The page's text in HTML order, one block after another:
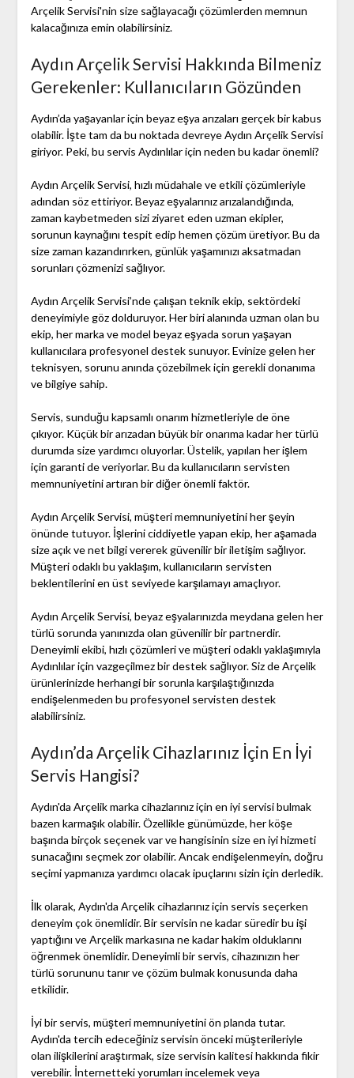
Arçelik Servisi'nin size sağlayacağı çözümlerden memnun
kalacağınıza emin olabilirsiniz.
Aydın Arçelik Servisi Hakkında Bilmeniz
Gerekenler: Kullanıcıların Gözünden
Aydın’da yaşayanlar için beyaz eşya arızaları gerçek bir kabus
olabilir. İşte tam da bu noktada devreye Aydın Arçelik Servisi
giriyor. Peki, bu servis Aydınlılar için neden bu kadar önemli?
Aydın Arçelik Servisi, hızlı müdahale ve etkili çözümleriyle
adından söz ettiriyor. Beyaz eşyalarınız arızalandığında,
zaman kaybetmeden sizi ziyaret eden uzman ekipler,
sorunun kaynağını tespit edip hemen çözüm üretiyor. Bu da
size zaman kazandırırken, günlük yaşamınızı aksatmadan
sorunları çözmenizi sağlıyor.
Aydın Arçelik Servisi’nde çalışan teknik ekip, sektördeki
deneyimiyle göz dolduruyor. Her biri alanında uzman olan bu
ekip, her marka ve model beyaz eşyada sorun yaşayan
kullanıcılara profesyonel destek sunuyor. Evinize gelen her
teknisyen, sorunu anında çözebilmek için gerekli donanıma
ve bilgiye sahip.
Servis, sunduğu kapsamlı onarım hizmetleriyle de öne
çıkıyor. Küçük bir arızadan büyük bir onarıma kadar her türlü
durumda size yardımcı oluyorlar. Üstelik, yapılan her işlem
için garanti de veriyorlar. Bu da kullanıcıların servisten
memnuniyetini artıran bir diğer önemli faktör.
Aydın Arçelik Servisi, müşteri memnuniyetini her şeyin
önünde tutuyor. İşlerini ciddiyetle yapan ekip, her aşamada
size açık ve net bilgi vererek güvenilir bir iletişim sağlıyor.
Müşteri odaklı bu yaklaşım, kullanıcıların servisten
beklentilerini en üst seviyede karşılamayı amaçlıyor.
Aydın Arçelik Servisi, beyaz eşyalarınızda meydana gelen her
türlü sorunda yanınızda olan güvenilir bir partnerdir.
Deneyimli ekibi, hızlı çözümleri ve müşteri odaklı yaklaşımıyla
Aydınlılar için vazgeçilmez bir destek sağlıyor. Siz de Arçelik
ürünlerinizde herhangi bir sorunla karşılaştığınızda
endişelenmeden bu profesyonel servisten destek
alabilirsiniz.
Aydın’da Arçelik Cihazlarınız İçin En İyi
Servis Hangisi?
Aydın'da Arçelik marka cihazlarınız için en iyi servisi bulmak
bazen karmaşık olabilir. Özellikle günümüzde, her köşe
başında birçok seçenek var ve hangisinin size en iyi hizmeti
sunacağını seçmek zor olabilir. Ancak endişelenmeyin, doğru
seçimi yapmanıza yardımcı olacak ipuçlarını sizin için derledik.
İlk olarak, Aydın'da Arçelik cihazlarınız için servis seçerken
deneyim çok önemlidir. Bir servisin ne kadar süredir bu işi
yaptığını ve Arçelik markasına ne kadar hakim olduklarını
öğrenmek önemlidir. Deneyimli bir servis, cihazınızın her
türlü sorununu tanır ve çözüm bulmak konusunda daha
etkilidir.
İyi bir servis, müşteri memnuniyetini ön planda tutar.
Aydın'da tercih edeceğiniz servisin önceki müşterileriyle
olan ilişkilerini araştırmak, size servisin kalitesi hakkında fikir
verebilir. İnternetteki yorumları incelemek veya